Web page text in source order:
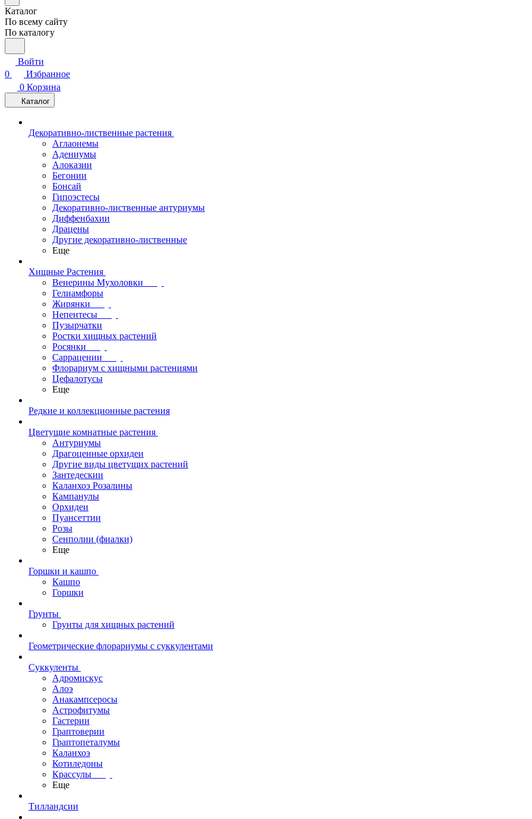
Каталог
По всему сайту
По каталогу
Войти
0
Избранное
0 Корзина
Каталог
Декоративно-лиственные растения
Аглаонемы
Адениумы
Алоказии
Бегонии
Бонсай
Гипоэстесы
Декоративно-лиственные антуриумы
Диффенбахии
Драцены
Другие декоративно-лиственные
Еще
Хищные Растения
Венерины Мухоловки
Гелиамфоры
Жирянки
Непентесы
Пузырчатки
Ростки хищных растений
Росянки
Саррацении
Флорариум с хищными растениями
Цефалотусы
Еще
Редкие и коллекционные растения
Цветущие комнатные растения
Антуриумы
Драгоценные орхидеи
Другие виды цветущих растений
Зантедескии
Каланхоэ Розалины
Кампанулы
Орхидеи
Пуансеттии
Розы
Сенполии (фиалки)
Еще
Горшки и кашпо
Кашпо
Горшки
Грунты
Грунты для хищных растений
Геометрические флорариумы с суккулентами
Суккуленты
Адромискус
Алоэ
Анакампсеросы
Астрофитумы
Гастерии
Граптоверии
Граптопеталумы
Каланхоэ
Котиледоны
Крассулы
Еще
Тилландсии